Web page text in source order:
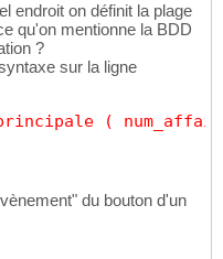
endroit on définit la plage
qu'on mentionne la BDD
?
sur la ligne
(
du bouton d'un